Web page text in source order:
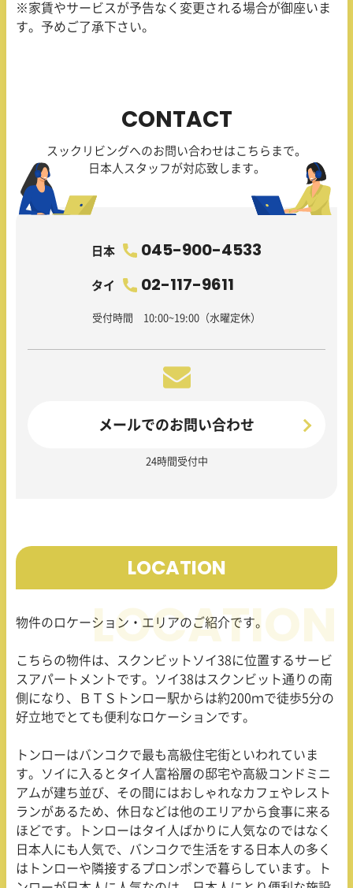
※家賃やサービスが予告なく変更される場合が御座いま
す。予めご了承下さい。
CONTACT
スックリビングへのお問い合わせはこちらまで。
日本人スタッフが対応致します。
日本 045-900-4533
タイ 02-117-9611
受付時間 10:00~19:00（水曜定休）
メールでのお問い合わせ
24時間受付中
LOCATION
物件のロケーション・エリアのご紹介です。
こちらの物件は、スクンビットソイ38に位置するサービ
スアパートメントです。ソイ38はスクンビット通りの南
側になり、ＢＴＳトンロー駅からは約200ｍで徒歩5分の
好立地でとても便利なロケーションです。
トンローはバンコクで最も高級住宅街といわれていま
す。ソイに入るとタイ人富裕層の邸宅や高級コンドミニ
アムが建ち並び、その間にはおしゃれなカフェやレスト
ランがあるため、休日などは他のエリアから食事に来る
ほどです。トンローはタイ人ばかりに人気なのではなく
日本人にも人気で、バンコクで生活をする日本人の多く
はトンローや隣接するプロンポンで暮らしています。ト